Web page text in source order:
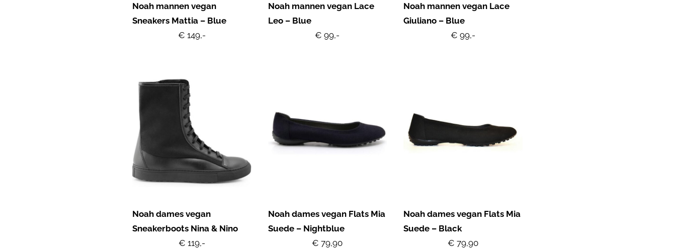
Noah mannen vegan
Sneakers Mattia – Blue
€ 149,-
Noah mannen vegan Lace
Leo – Blue
€ 99,-
Noah mannen vegan Lace
Giuliano – Blue
€ 99,-
Noah dames vegan
Sneakerboots Nina & Nino
€ 119,-
Noah dames vegan Flats Mia
Suede – Nightblue
€ 79,90
Noah dames vegan Flats Mia
Suede – Black
€ 79,90